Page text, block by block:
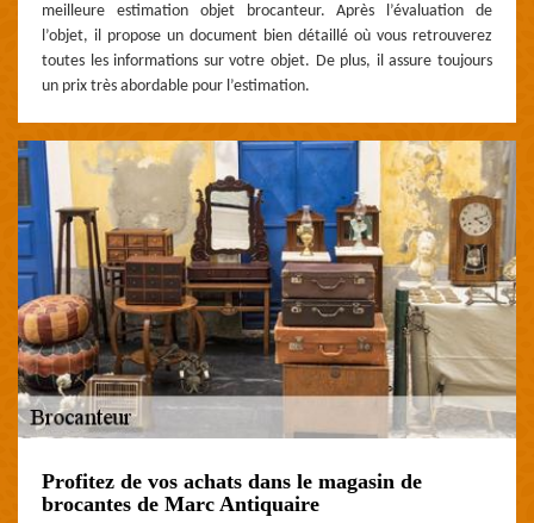
meilleure estimation objet brocanteur. Après l’évaluation de
l’objet, il propose un document bien détaillé où vous retrouverez
toutes les informations sur votre objet. De plus, il assure toujours
un prix très abordable pour l’estimation.
Profitez de vos achats dans le magasin de
brocantes de Marc Antiquaire